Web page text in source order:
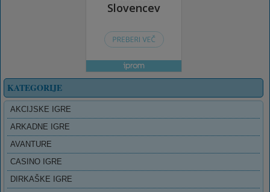
KATEGORIJE
AKCIJSKE IGRE
ARKADNE IGRE
AVANTURE
CASINO IGRE
DIRKAŠKE IGRE